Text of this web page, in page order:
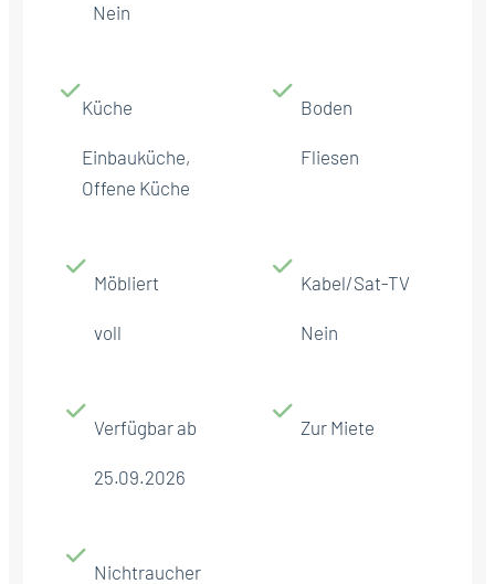
Nein
Küche
Einbauküche,
Offene Küche
Boden
Fliesen
Möbliert
voll
Kabel/Sat-TV
Nein
Verfügbar ab
25.09.2026
Zur Miete
Nichtraucher